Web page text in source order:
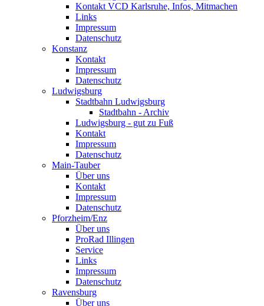
Kontakt VCD Karlsruhe, Infos, Mitmachen
Links
Impressum
Datenschutz
Konstanz
Kontakt
Impressum
Datenschutz
Ludwigsburg
Stadtbahn Ludwigsburg
Stadtbahn - Archiv
Ludwigsburg - gut zu Fuß
Kontakt
Impressum
Datenschutz
Main-Tauber
Über uns
Kontakt
Impressum
Datenschutz
Pforzheim/Enz
Über uns
ProRad Illingen
Service
Links
Impressum
Datenschutz
Ravensburg
Über uns